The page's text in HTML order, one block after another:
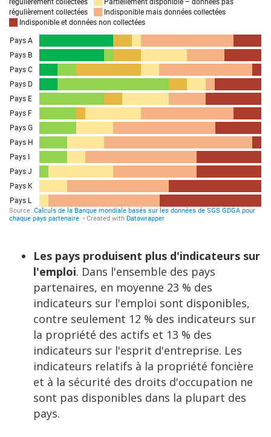
Les pays produisent plus d'indicateurs sur
l'emploi. Dans l'ensemble des pays
partenaires, en moyenne 23 % des
indicateurs sur l'emploi sont disponibles,
contre seulement 12 % des indicateurs sur
la propriété des actifs et 13 % des
indicateurs sur l'esprit d'entreprise. Les
indicateurs relatifs à la propriété foncière
et à la sécurité des droits d'occupation ne
sont pas disponibles dans la plupart des
pays.